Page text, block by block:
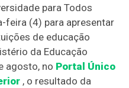
para Todos
feira (4) para apresentar
de educação
da Educação
agosto, no Portal Único
, o resultado da